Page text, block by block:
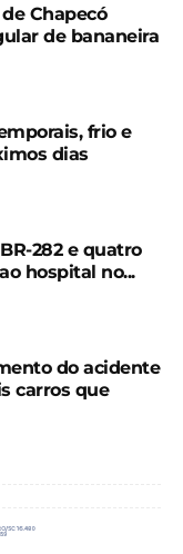
Chapecó
de bananeira
frio e
dias
282 e quatro
hospital no...
do acidente
carros que